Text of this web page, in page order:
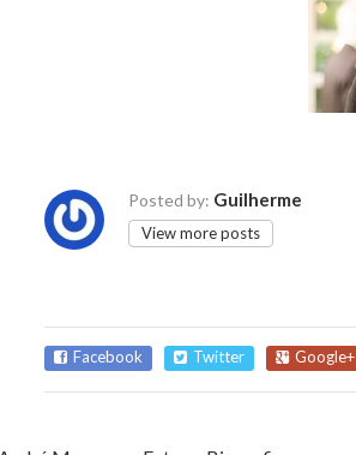
Posted by: Guilherme
View more posts
Facebook Twitter Google+